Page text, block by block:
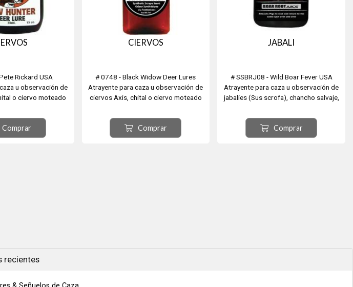
Rickard USA
u observación de
o ciervo moteado
llamado Cervus
(Cervus elaphus),
ciervo europeo, ciervo
Comprar
CIERVOS
# 0748 - Black Widow Deer Lures
Atrayente para caza u observación de
ciervos Axis, chital o ciervo moteado
(Dama dama, a veces llamado Cervus
dama), Ciervo Rojo (Cervus elaphus),
también llamado ciervo europeo, ciervo
Comprar
JABALI
# SSBRJ08 - Wild Boar Fever USA
Atrayente para caza u observación de
jabalíes (Sus scrofa), chancho salvaje,
No hay un aroma más fuerte, tiene un
efecto calmante, por lo que los suidos
simplemente caminan alrededor y no
Comprar
recientes